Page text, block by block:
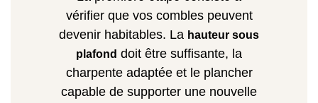
vérifier que vos combles peuvent
devenir habitables. La hauteur sous
plafond doit être suffisante, la
charpente adaptée et le plancher
capable de supporter une nouvelle